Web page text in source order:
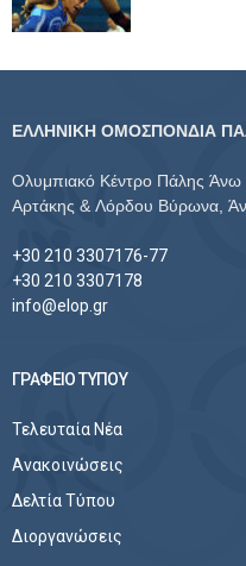
ΕΛΛΗΝΙΚΗ ΟΜΟΣΠΟΝΔΙΑ
Ολυμπιακό Κέντρο Πάλης Άνω
Αρτάκης & Λόρδου Βύρωνα,
+30 210 3307176-77
+30 210 3307178
info@elop.gr
ΓΡΑΦΕΙΟ ΤΥΠΟΥ
Τελευταία Νέα
Ανακοινώσεις
Δελτία Τύπου
Διοργανώσεις